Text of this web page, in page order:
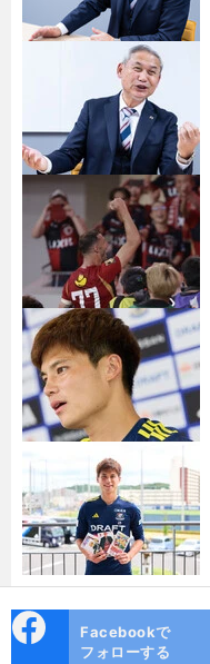
ok
Facebookで
フォローする